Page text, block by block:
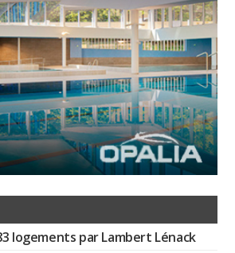
logements par Lambert Lénack